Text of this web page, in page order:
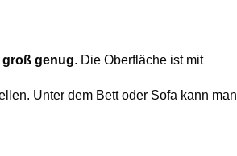
groß genug. Die Oberfläche ist mit
Unter dem Bett oder Sofa kann man